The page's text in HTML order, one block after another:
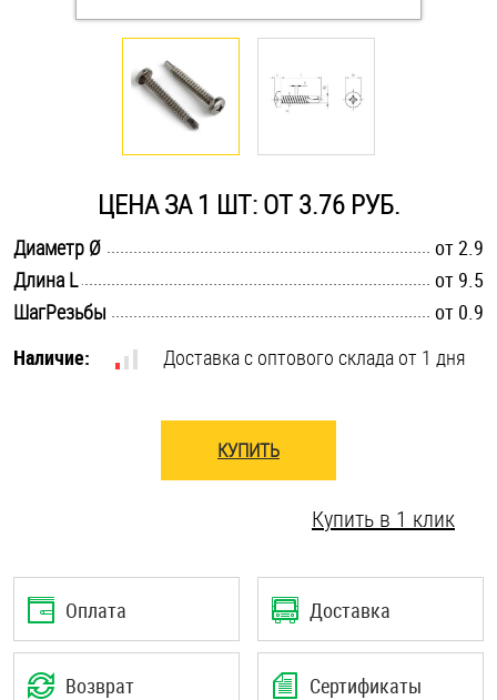
Пробки
Саморезы и шурупы
Такелаж
Хомуты
Шайбы
Шпильки
ЦЕНА ЗА 1 ШТ: ОТ 3.76 РУБ.
Диаметр Ø
от 2.9
Длина L
от 9.5
ШагРезьбы
от 0.9
Наличие:
Доставка с оптового склада от 1 дня
КУПИТЬ
Купить в 1 клик
Оплата Доставка
Возврат Сертификаты